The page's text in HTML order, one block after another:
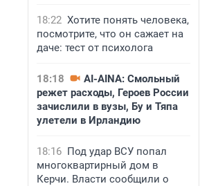
18:22 Хотите понять человека,
посмотрите, что он сажает на
даче: тест от психолога
18:18
AI-AINA: Смольный
режет расходы, Героев России
зачислили в вузы, Бу и Тяпа
улетели в Ирландию
18:16 Под удар ВСУ попал
многоквартирный дом в
Керчи. Власти сообщили о